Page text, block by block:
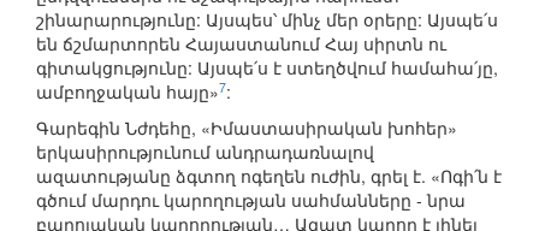
շինարարությունը: Այսպես՝ մինչ մեր օրերը: Այսպե՛ս
են ճշմարտորեն Հայաստանում Հայ սիրտն ու
գիտակցությունը: Այսպե՛ս է ստեղծվում համահա՛յը,
ամբողջական հայը»7:
Գարեգին Նժդեհը, «Իմաստասիրական խոհեր»
երկասիրությունում անդրադառնալով
ազատությանը ձգտող ոգեղեն ուժին, գրել է. «Ոգի՛ն է
գծում մարդու կարողության սահմանները - նրա
բարոյական կարողության… Ազատ կարող է լինել